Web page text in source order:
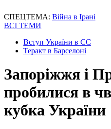
СПЕЦТЕМА: Війна в Ірані
ВСІ ТЕМИ
Вступ України в ЄС
Теракт в Барселоні
Запоріжжя і
пробилися в
кубка України